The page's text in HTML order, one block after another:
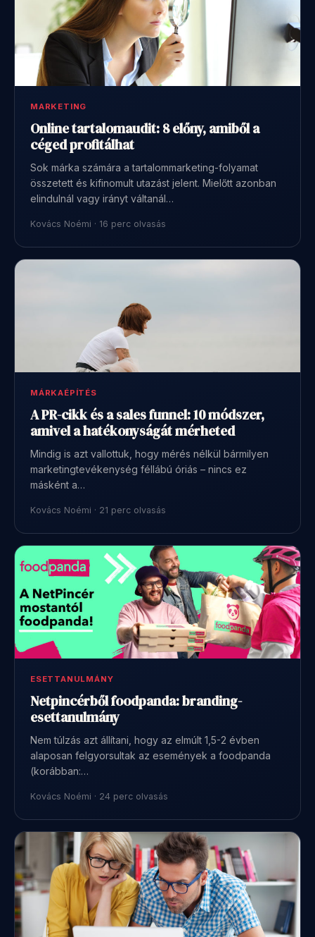
MARKETING
Online tartalomaudit: 8 előny, amiből a
céged profitálhat
Sok márka számára a tartalommarketing-folyamat
összetett és kifinomult utazást jelent. Mielőtt azonban
elindulnál vagy irányt váltanál…
Kovács Noémi · 16 perc olvasás
MÁRKAÉPÍTÉS
A PR-cikk és a sales funnel: 10 módszer,
amivel a hatékonyságát mérheted
Mindig is azt vallottuk, hogy mérés nélkül bármilyen
marketingtevékenység féllábú óriás – nincs ez
másként a…
Kovács Noémi · 21 perc olvasás
ESETTANULMÁNY
Netpincérből foodpanda: branding-
esettanulmány
Nem túlzás azt állítani, hogy az elmúlt 1,5-2 évben
alaposan felgyorsultak az események a foodpanda
(korábban:…
Kovács Noémi · 24 perc olvasás